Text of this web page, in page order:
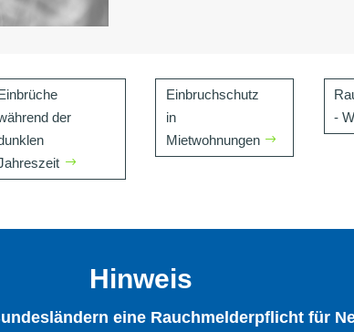
Einbrüche
der
Einbruchschutz
in
Mietwohnungen
-
Hinweis
eine Rauchmelderpflicht für